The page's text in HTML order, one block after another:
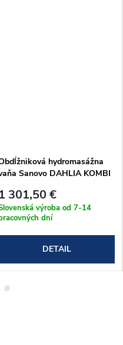
hydromasážna
Sanovo DAHLIA KOMBI
(DAH_18080KP)
1 301,50 €
výroba od 7-14
dní
DETAIL